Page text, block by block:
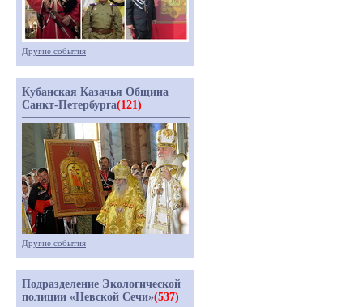
Другие события
Кубанская Казачья Община
Санкт-Петербурга(121)
Другие события
Подразделение Экологической
полиции «Невской Сечи»(537)